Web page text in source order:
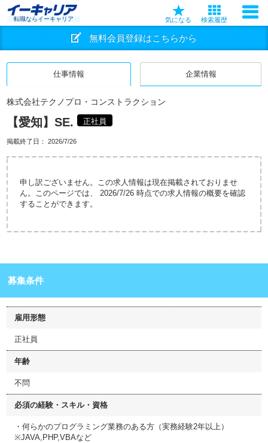
転職ならイーキャリア 気になる 検索履歴
無料会員登録はこちらから
仕事情報 企業情報
株式会社テクノプロ・コンストラクション
【愛知】SE. 正社員
掲載終了日： 2026/7/26
申し訳ございません。この求人情報は現在掲載されておりませ
ん。このページでは、 2026/7/26 時点での求人情報の概要を確認
することができます。
募集条件
雇用形態
正社員
年齢
不問
必須の経験・スキル・資格
・何らかのプログラミング業務のある方（実務経験2年以上）
※JAVA,PHP,VBAなど